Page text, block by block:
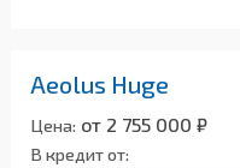
Aeolus Huge
Цена: от 2 755 000 ₽
В кредит от: